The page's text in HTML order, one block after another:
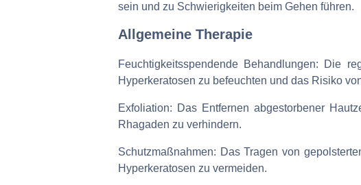
sein und zu Schwierigkeiten beim Gehen führen.
Allgemeine Therapie
Feuchtigkeitsspendende Behandlungen: Die
Hyperkeratosen zu befeuchten und das Risiko
Exfoliation: Das Entfernen abgestorbener
Rhagaden zu verhindern.
Schutzmaßnahmen: Das Tragen von
Hyperkeratosen zu vermeiden.